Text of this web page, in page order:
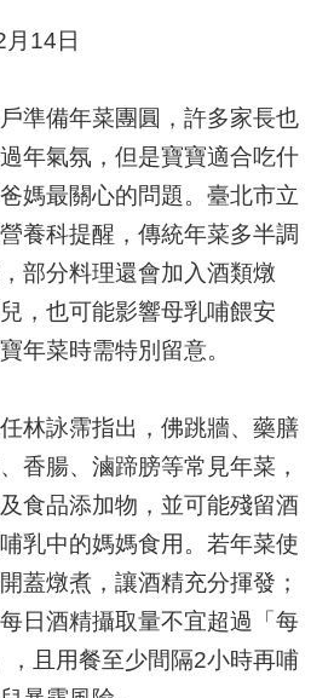
14日
準備年菜團圓，許多家長也
年氣氛，但是寶寶適合吃什
媽最關心的問題。臺北市立
養科提醒，傳統年菜多半調
部分料理還會加入酒類燉
，也可能影響母乳哺餵安
年菜時需特別留意。
林詠霈指出，佛跳牆、藥膳
香腸、滷蹄膀等常見年菜，
食品添加物，並可能殘留酒
乳中的媽媽食用。若年菜使
蓋燉煮，讓酒精充分揮發；
日酒精攝取量不宜超過「每
，且用餐至少間隔2小時再哺